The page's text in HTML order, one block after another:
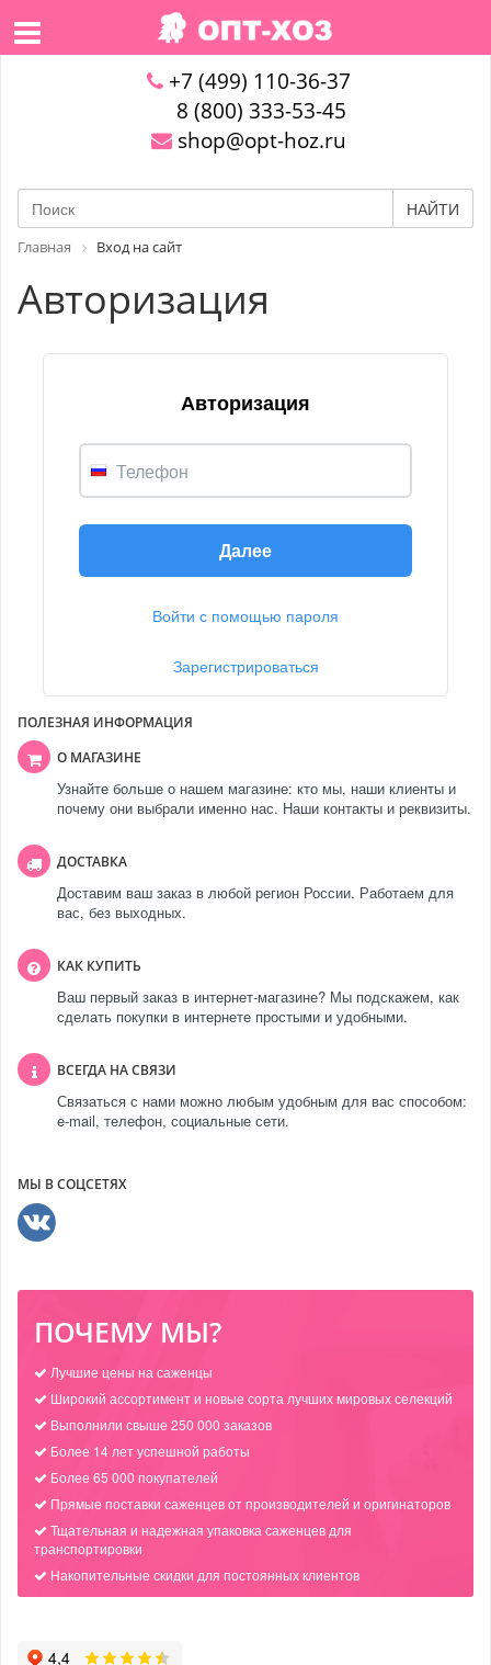
+7 (499) 110-36-37
8 (800) 333-53-45
shop@opt-hoz.ru
НАЙТИ
Главная Вход на сайт
Авторизация
Авторизация
Телефон
Далее
Войти с помощью пароля
Зарегистрироваться
ПОЛЕЗНАЯ ИНФОРМАЦИЯ
О МАГАЗИНЕ
Узнайте больше о нашем магазине: кто мы, наши клиенты и
почему они выбрали именно нас. Наши контакты и реквизиты.
ДОСТАВКА
Доставим ваш заказ в любой регион России. Работаем для
вас, без выходных.
КАК КУПИТЬ
Ваш первый заказ в интернет-магазине? Мы подскажем, как
сделать покупки в интернете простыми и удобными.
ВСЕГДА НА СВЯЗИ
Связаться с нами можно любым удобным для вас способом:
e-mail, телефон, социальные сети.
МЫ В СОЦСЕТЯХ
ПОЧЕМУ МЫ?
Лучшие цены на саженцы
Широкий ассортимент и новые сорта лучших мировых селекций
Выполнили свыше 250 000 заказов
Более 14 лет успешной работы
Более 65 000 покупателей
Прямые поставки саженцев от производителей и оригинаторов
Тщательная и надежная упаковка саженцев для
транспортировки
Накопительные скидки для постоянных клиентов